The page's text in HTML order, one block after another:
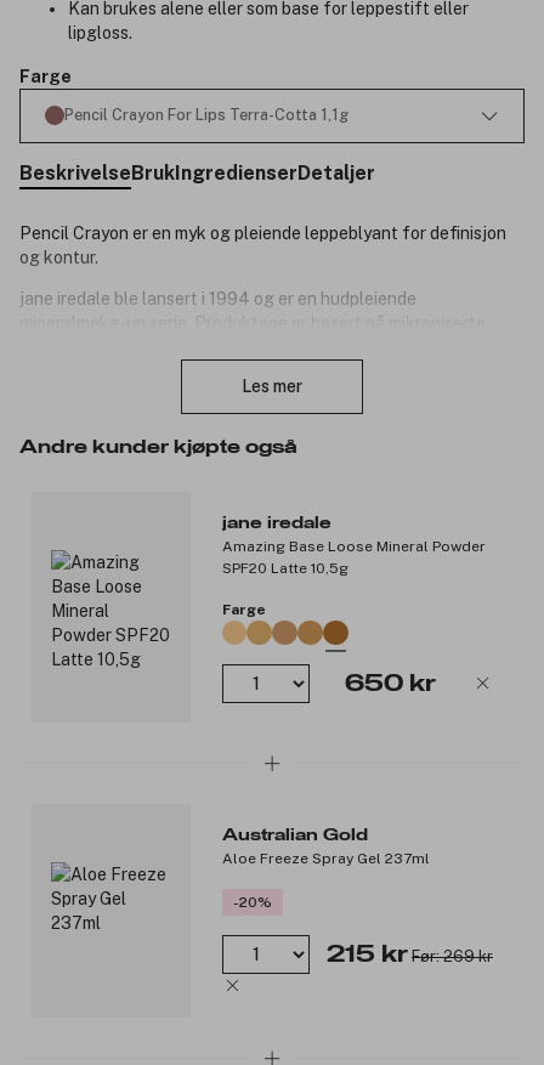
Kan brukes alene eller som base for leppestift eller
lipgloss.
Farge
Pencil Crayon For Lips Terra-Cotta 1,1g
BeskrivelseBrukIngredienserDetaljer
Pencil Crayon er en myk og pleiende leppeblyant for definisjon
og kontur.
jane iredale ble lansert i 1994 og er en hudpleiende
3012232
Les mer
Andre kunder kjøpte også
jane iredale
Amazing Base Loose Mineral Powder
SPF20 Latte 10,5g
Farge
650 kr
Australian Gold
Aloe Freeze Spray Gel 237ml
-20%
215 kr Før: 269 kr